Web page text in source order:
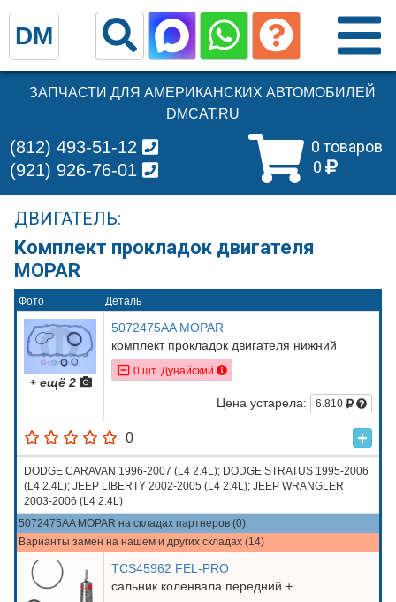
ЗАПЧАСТИ ДЛЯ АМЕРИКАНСКИХ АВТОМОБИЛЕЙ
DMCAT.RU
0 товаров
0
(812) 493-51-12
(921) 926-76-01
ДВИГАТЕЛЬ:
Комплект прокладок двигателя
MOPAR
Фото Деталь
+ ещё 2
5072475AA MOPAR
комплект прокладок двигателя нижний
0 шт. Дунайский
Цена устарела: 6.810
0
DODGE CARAVAN 1996-2007 (L4 2.4L); DODGE STRATUS 1995-2006
(L4 2.4L); JEEP LIBERTY 2002-2005 (L4 2.4L); JEEP WRANGLER
2003-2006 (L4 2.4L)
5072475AA MOPAR на складах партнеров (0)
Варианты замен на нашем и других складах (14)
TCS45962 FEL-PRO
сальник коленвала передний +
DM